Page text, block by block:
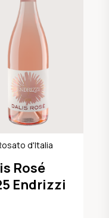
d'Italia
Rosé
Endrizzi